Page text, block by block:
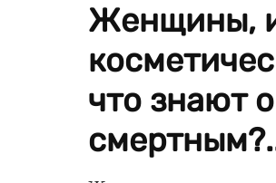
Женщины,
что знают